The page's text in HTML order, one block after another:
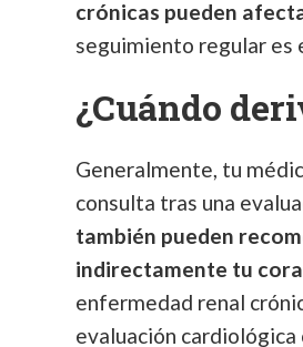
crónicas pueden
seguimiento regular es
¿Cuándo
Generalmente, tu
consulta tras una
también pueden
indirectamente tu
enfermedad renal
evaluación